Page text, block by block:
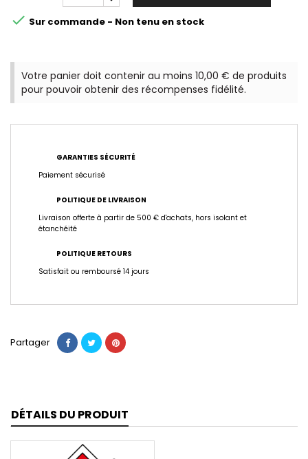
 Sur commande - Non tenu en stock
Votre panier doit contenir au moins 10,00 € de produits
pour pouvoir obtenir des récompenses fidélité.
GARANTIES SÉCURITÉ
Paiement sécurisé
POLITIQUE DE LIVRAISON
Livraison offerte à partir de 500 € d'achats, hors isolant et
étanchéité
POLITIQUE RETOURS
Satisfait ou remboursé 14 jours
Partager
DÉTAILS DU PRODUIT